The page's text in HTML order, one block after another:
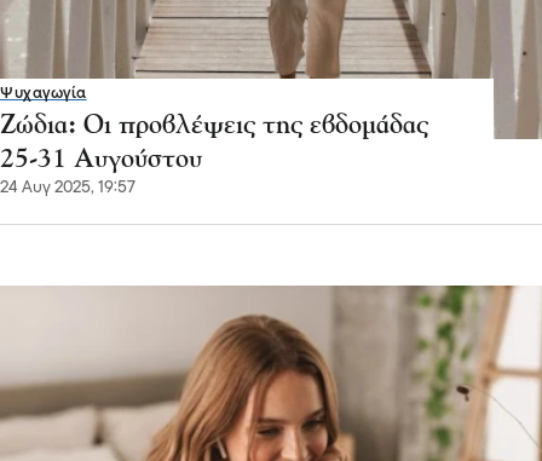
Ψυχαγωγία
Ζώδια: Οι προβλέψεις της εβδομάδας
25-31 Αυγούστου
24 Αυγ 2025, 19:57